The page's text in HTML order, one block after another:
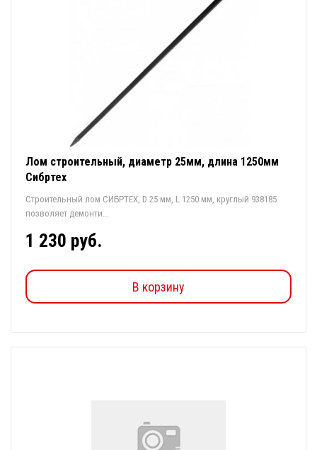
Лом строительный, диаметр 25мм, длина 1250мм
Сибртех
Строительный лом СИБРТЕХ, D 25 мм, L 1250 мм, круглый 938185
позволяет демонти...
1 230 руб.
В корзину